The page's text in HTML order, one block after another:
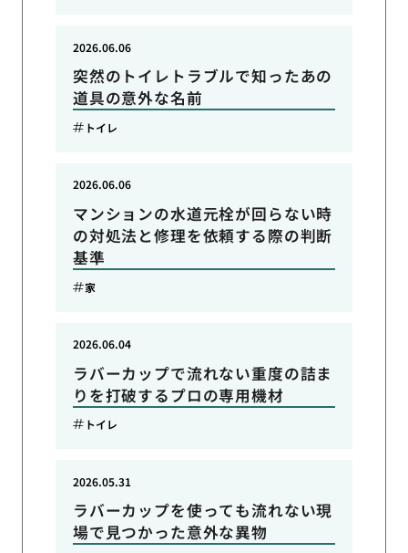
突然のトイレトラブルで知ったあの
道具の意外な名前
2026.06.06
トイレ
マンションの水道元栓が回らない時
の対処法と修理を依頼する際の判断
基準
2026.06.06
家
ラバーカップで流れない重度の詰ま
りを打破するプロの専用機材
2026.06.04
トイレ
ラバーカップを使っても流れない現
場で見つかった意外な異物
2026.05.31